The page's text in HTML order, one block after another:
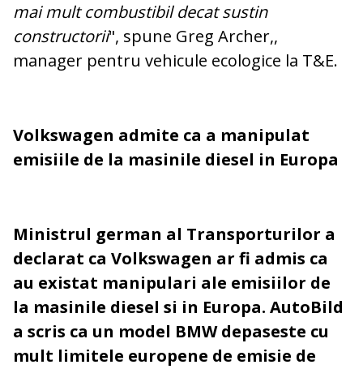
mai mult combustibil decat sustin
constructorii", spune Greg Archer,,
manager pentru vehicule ecologice la T&E.
Volkswagen admite ca a manipulat
emisiile de la masinile diesel in Europa
Ministrul german al Transporturilor a
declarat ca Volkswagen ar fi admis ca
au existat manipulari ale emisiilor de
la masinile diesel si in Europa. AutoBild
a scris ca un model BMW depaseste cu
mult limitele europene de emisie de